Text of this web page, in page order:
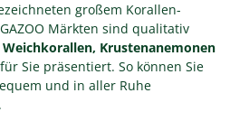
großem Korallen-
Märkten sind qualitativ
Krustenanemonen
Sie präsentiert. So können Sie
und in aller Ruhe